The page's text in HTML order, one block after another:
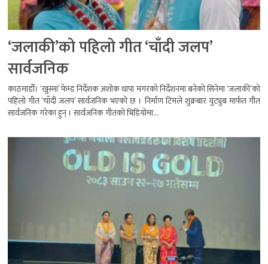
‘जलाकी’को पहिलो गीत ‘चाँदी जलप’
सार्वजनिक
काठमाडौँ। ‘खुस्मा’ फेम्ड निर्देशक अशोक थापा मगरको निर्देशनमा बनेको सिनेमा ‘जलाकी’को
पहिलो गीत ‘चाँदी जलप’ सार्वजनिक भएको छ । निर्माण टिमले शुक्रबार युट्युब मार्फत गीत
सार्वजनिक गरेका हुन् । सार्वजनिक गीतको भिडियोमा...